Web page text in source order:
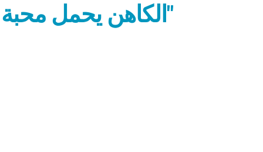
الكاهن يحمل محبة الله "إلى أعماق الإنسانية"